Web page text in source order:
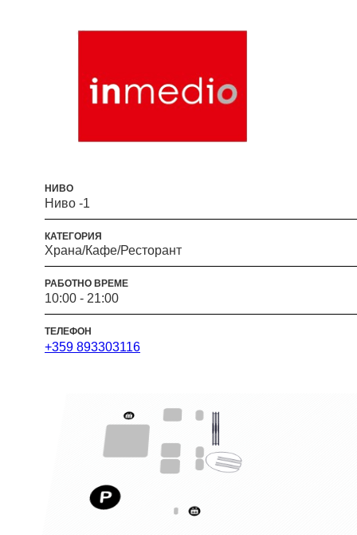
НИВО
Ниво -1
КАТЕГОРИЯ
Храна/Кафе/Ресторант
РАБОТНО ВРЕМЕ
10:00 - 21:00
ТЕЛЕФОН
+359 893303116